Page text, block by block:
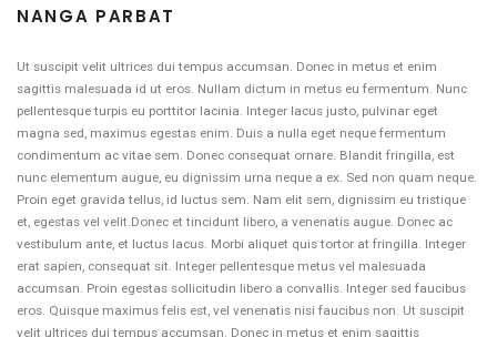
NANGA PARBAT
Ut suscipit velit ultrices dui tempus accumsan. Donec in metus et enim
sagittis malesuada id ut eros. Nullam dictum in metus eu fermentum. Nunc
pellentesque turpis eu porttitor lacinia. Integer lacus justo, pulvinar eget
magna sed, maximus egestas enim. Duis a nulla eget neque fermentum
condimentum ac vitae sem. Donec consequat ornare. Blandit fringilla, est
nunc elementum augue, eu dignissim urna neque a ex. Sed non quam neque.
Proin eget gravida tellus, id luctus sem. Nam elit sem, dignissim eu tristique
et, egestas vel velit.Donec et tincidunt libero, a venenatis augue. Donec ac
vestibulum ante, et luctus lacus. Morbi aliquet quis tortor at fringilla. Integer
erat sapien, consequat sit. Integer pellentesque metus vel malesuada
accumsan. Proin egestas sollicitudin libero a convallis. Integer sed faucibus
eros. Quisque maximus felis est, vel venenatis nisi faucibus non. Ut suscipit
velit ultrices dui tempus accumsan. Donec in metus et enim sagittis